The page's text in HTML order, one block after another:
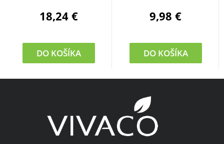
18,24 €
DO KOŠÍKA
9,98 €
DO KOŠÍKA